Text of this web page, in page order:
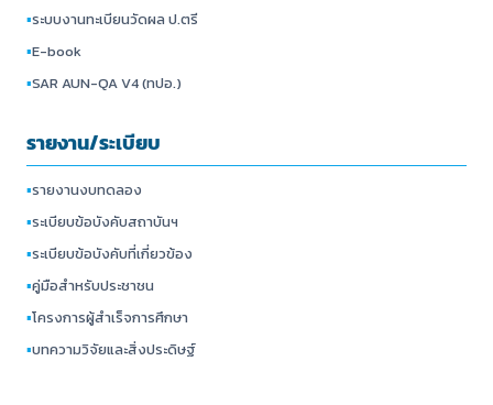
▪ระบบงานทะเบียนวัดผล ป.ตรี
▪E-book
▪SAR AUN-QA V4 (ทปอ.)
รายงาน/ระเบียบ
▪รายงานงบทดลอง
▪ระเบียบข้อบังคับสถาบันฯ
▪ระเบียบข้อบังคับที่เกี่ยวข้อง
▪คู่มือสำหรับประชาชน
▪โครงการผู้สำเร็จการศึกษา
▪บทความวิจัยและสิ่งประดิษฐ์